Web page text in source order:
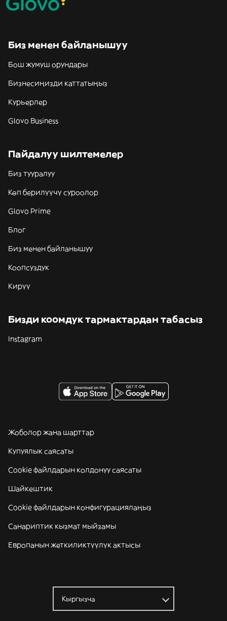
Биз менен байланышуу
Бош жумуш орундары
Бизнесиңизди каттатыңыз
Курьерлер
Glovo Business
Пайдалуу шилтемелер
Биз тууралуу
Көп берилүүчү суроолор
Glovo Prime
Блог
Биз менен байланышуу
Коопсуздук
Кирүү
Бизди коомдук тармактардан табасыз
Instagram
Жоболор жана шарттар
Купуялык саясаты
Cookie файлдарын колдонуу саясаты
Шайкештик
Cookie файлдарын конфигурациялаңыз
Санариптик кызмат мыйзамы
Европанын жеткиликтүүлүк актысы